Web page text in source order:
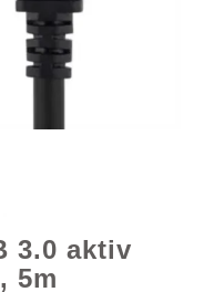
3.0 aktiv
5m